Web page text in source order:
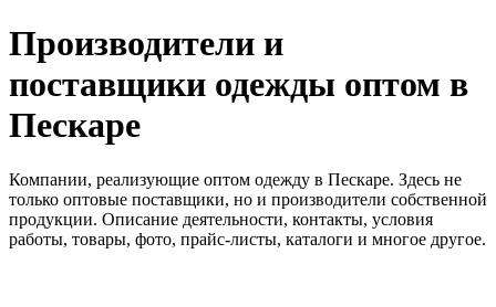
Производители и
поставщики одежды оптом в
Пескаре
Компании, реализующие оптом одежду в Пескаре. Здесь не
только оптовые поставщики, но и производители собственной
продукции. Описание деятельности, контакты, условия
работы, товары, фото, прайс-листы, каталоги и многое другое.